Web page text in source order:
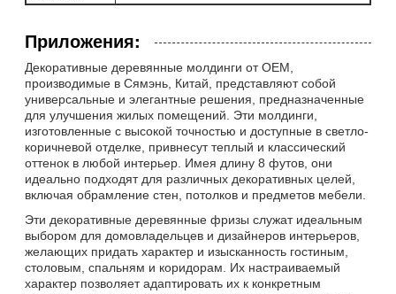
Приложения:
Декоративные деревянные молдинги от OEM,
производимые в Сямэнь, Китай, представляют собой
универсальные и элегантные решения, предназначенные
для улучшения жилых помещений. Эти молдинги,
изготовленные с высокой точностью и доступные в светло-
коричневой отделке, привнесут теплый и классический
оттенок в любой интерьер. Имея длину 8 футов, они
идеально подходят для различных декоративных целей,
включая обрамление стен, потолков и предметов мебели.
Эти декоративные деревянные фризы служат идеальным
выбором для домовладельцев и дизайнеров интерьеров,
желающих придать характер и изысканность гостиным,
столовым, спальням и коридорам. Их настраиваемый
характер позволяет адаптировать их к конкретным